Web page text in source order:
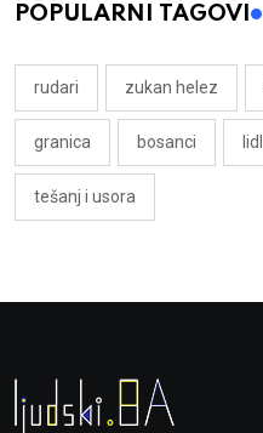
POPULARNI TAGOVI
rudari zukan helez
granica bosanci lidl
tešanj i usora